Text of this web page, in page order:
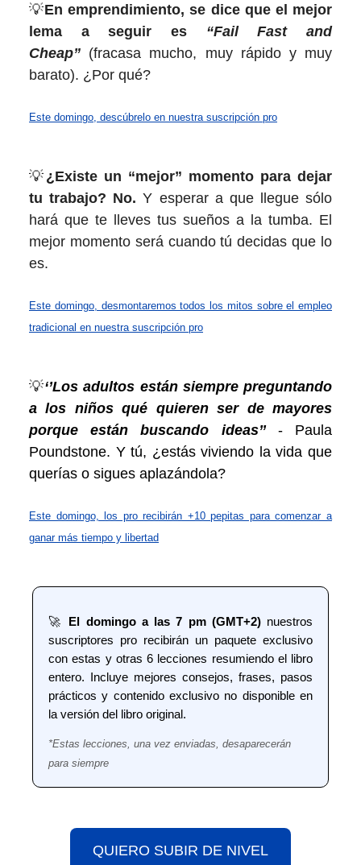
💡En emprendimiento, se dice que el mejor
lema a seguir es “Fail Fast and
Cheap” (fracasa mucho, muy rápido y muy
barato). ¿Por qué?
Este domingo, descúbrelo en nuestra suscripción pro
💡 ¿Existe un “mejor” momento para dejar
tu trabajo? No.Y esperar a que llegue sólo
hará que te lleves tus sueños a la tumba. El
mejor momento será cuando tú decidas que lo
es.
Este domingo, desmontaremos todos los mitos sobre el empleo
tradicional en nuestra suscripción pro
💡‘’Los adultos están siempre preguntando
a los niños qué quieren ser de mayores
porque están buscando ideas’’
- Paula
Poundstone. Y tú, ¿estás viviendo la vida que
querías o sigues aplazándola?
Este domingo, los pro recibirán +10 pepitas para comenzar a
ganar más tiempo y libertad
🚀 El domingo a las 7 pm (GMT+2) nuestros
suscriptores pro recibirán un paquete exclusivo
con estas y otras 6 lecciones resumiendo el libro
entero. Incluye mejores consejos, frases, pasos
prácticos y contenido exclusivo no disponible en
la versión del libro original.
*Estas lecciones, una vez enviadas, desaparecerán
para siempre
QUIERO SUBIR DE NIVEL